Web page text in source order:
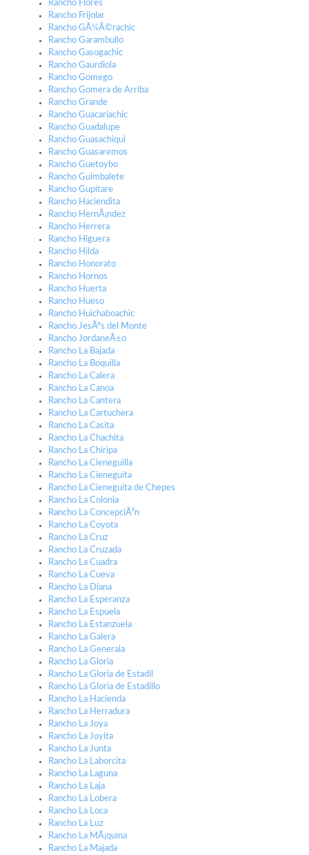
Rancho Flores
Rancho Frijolar
Rancho GÃ¼Ã©rachic
Rancho Garambullo
Rancho Gasogachic
Rancho Gaurdiola
Rancho Gomego
Rancho Gomera de Arriba
Rancho Grande
Rancho Guacariachic
Rancho Guadalupe
Rancho Guasachiqui
Rancho Guasaremos
Rancho Guetoybo
Rancho Guimbalete
Rancho Gupitare
Rancho Haciendita
Rancho HernÃ¡ndez
Rancho Herrera
Rancho Higuera
Rancho Hilda
Rancho Honorato
Rancho Hornos
Rancho Huerta
Rancho Hueso
Rancho Huichaboachic
Rancho JesÃºs del Monte
Rancho JordaneÃ±o
Rancho La Bajada
Rancho La Boquilla
Rancho La Calera
Rancho La Canoa
Rancho La Cantera
Rancho La Cartuchera
Rancho La Casita
Rancho La Chachita
Rancho La Chiripa
Rancho La Cieneguilla
Rancho La Cieneguita
Rancho La Cieneguita de Chepes
Rancho La Colonia
Rancho La ConcepciÃ³n
Rancho La Coyota
Rancho La Cruz
Rancho La Cruzada
Rancho La Cuadra
Rancho La Cueva
Rancho La Diana
Rancho La Esperanza
Rancho La Espuela
Rancho La Estanzuela
Rancho La Galera
Rancho La Generala
Rancho La Gloria
Rancho La Gloria de Estadil
Rancho La Gloria de Estadillo
Rancho La Hacienda
Rancho La Herradura
Rancho La Joya
Rancho La Joyita
Rancho La Junta
Rancho La Laborcita
Rancho La Laguna
Rancho La Laja
Rancho La Lobera
Rancho La Loca
Rancho La Luz
Rancho La MÃ¡quina
Rancho La Majada